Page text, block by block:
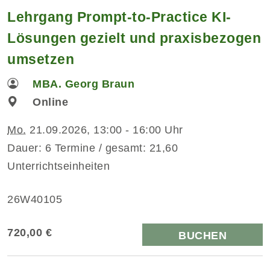
Lehrgang Prompt-to-Practice KI-
Lösungen gezielt und praxisbezogen
umsetzen
MBA. Georg Braun
Online
Mo. 21.09.2026, 13:00 - 16:00 Uhr
Dauer: 6 Termine / gesamt: 21,60
Unterrichtseinheiten
26W40105
720,00 € BUCHEN